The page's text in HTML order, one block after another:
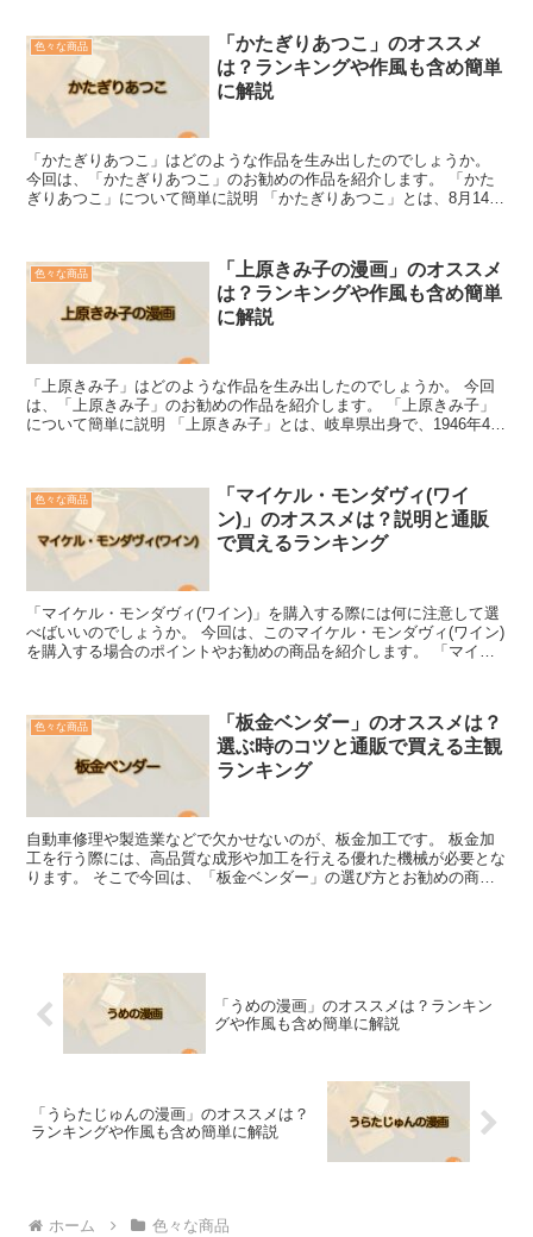
色々な商品
「かたぎりあつこ」のオススメ
は？ランキングや作風も含め簡単
に解説
「かたぎりあつこ」はどのような作品を生み出したのでしょうか。
今回は、「かたぎりあつこ」のお勧めの作品を紹介します。 「かた
ぎりあつこ」について簡単に説明 「かたぎりあつこ」とは、8月14日
色々な商品
「上原きみ子の漫画」のオススメ
は？ランキングや作風も含め簡単
に解説
「上原きみ子」はどのような作品を生み出したのでしょうか。 今回
は、「上原きみ子」のお勧めの作品を紹介します。 「上原きみ子」
について簡単に説明 「上原きみ子」とは、岐阜県出身で、1946年4月
色々な商品
「マイケル・モンダヴィ(ワイ
ン)」のオススメは？説明と通販
で買えるランキング
「マイケル・モンダヴィ(ワイン)」を購入する際には何に注意して選
べばいいのでしょうか。 今回は、このマイケル・モンダヴィ(ワイン)
を購入する場合のポイントやお勧めの商品を紹介します。 「マイケ
色々な商品
「板金ベンダー」のオススメは？
選ぶ時のコツと通販で買える主観
ランキング
自動車修理や製造業などで欠かせないのが、板金加工です。 板金加
工を行う際には、高品質な成形や加工を行える優れた機械が必要とな
ります。 そこで今回は、「板金ベンダー」の選び方とお勧めの商品
「うめの漫画」のオススメは？ランキン
グや作風も含め簡単に解説
「うらたじゅんの漫画」のオススメは？
ランキングや作風も含め簡単に解説
ホーム 色々な商品